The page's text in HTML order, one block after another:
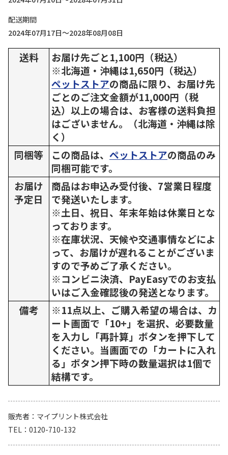
配送期間
2024年07月17日～2028年08月08日
送料
お届け先ごと1,100円（税込）
※北海道・沖縄は1,650円（税込）
ペットストアの商品に限り、お届け先
ごとのご注文金額が11,000円（税
込）以上の場合は、お客様の送料負担
はございません。（北海道・沖縄は除
く）
同梱等
この商品は、 ペットストアの商品のみ
同梱可能です。
お届け
予定日
商品はお申込み受付後、7営業日程度
で発送いたします。
※土日、祝日、年末年始は休業日とな
っております。
※在庫状況、天候や交通事情などによ
って、お届けが遅れることがございま
すので予めご了承ください。
※コンビニ決済、PayEasyでのお支払
いはご入金確認後の発送となります。
備考
※11点以上、ご購入希望の場合は、カ
ート画面で「10+」を選択、必要数量
を入力し「再計算」ボタンを押下して
ください。当画面での「カートに入れ
る」ボタン押下時の数量選択は1個で
結構です。
販売者
マイプリント株式会社
TEL
0120-710-132